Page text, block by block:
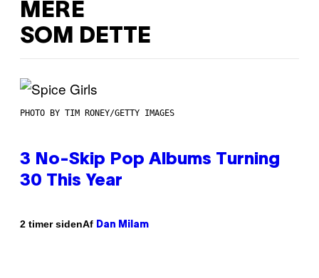
MERE
SOM DETTE
PHOTO BY TIM RONEY/GETTY IMAGES
3 No-Skip Pop Albums Turning
30 This Year
2 timer sidenAf Dan Milam